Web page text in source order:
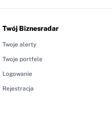
Twój Biznesradar
Twoje alerty
Twoje portfele
Logowanie
Rejestracja